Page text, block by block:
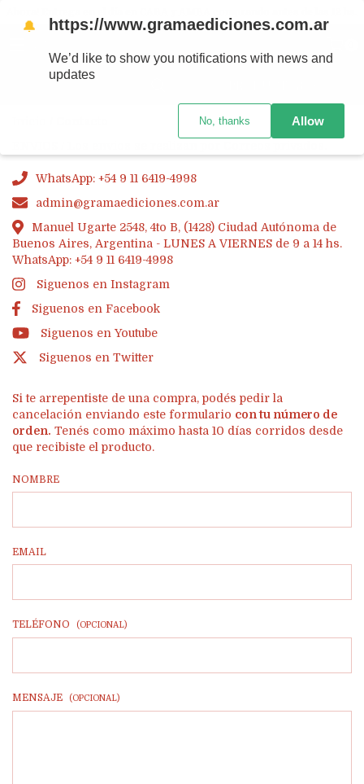
WhatsApp: +54 9 11 6419-4998
admin@gramaediciones.com.ar
Manuel Ugarte 2548, 4to B, (1428) Ciudad Autónoma de
Buenos Aires, Argentina - LUNES A VIERNES de 9 a 14 hs.
WhatsApp: +54 9 11 6419-4998
Siguenos en Instagram
Siguenos en Facebook
Siguenos en Youtube
Siguenos en Twitter
Si te arrepentiste de una compra, podés pedir la
cancelación enviando este formulario con tu número de
orden. Tenés como máximo hasta 10 días corridos desde
que recibiste el producto.
NOMBRE
EMAIL
TELÉFONO (OPCIONAL)
MENSAJE (OPCIONAL)
🔔 https://www.gramaediciones.com.ar
We’d like to show you notifications with news and
updates
No, thanks Allow